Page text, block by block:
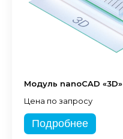
Модуль nanoCAD «3D»
Цена по запросу
Подробнее